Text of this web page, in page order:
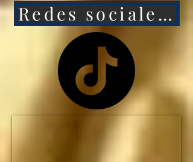
rápido.
NO HAY MANERA de
que Estados Unidos
siga siendo la primera
potencia mundial... y el
ESTADOUNIDENSE
Redes sociales 2